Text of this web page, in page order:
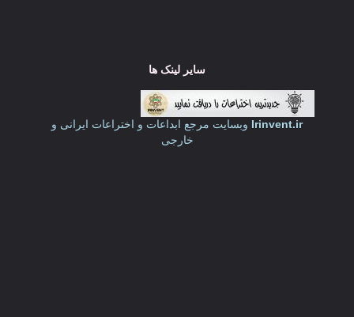
سایر لینک ها
Irinvent.irوبسایت مرجع ابداعات و اختراعات ایرانی و
خارجی